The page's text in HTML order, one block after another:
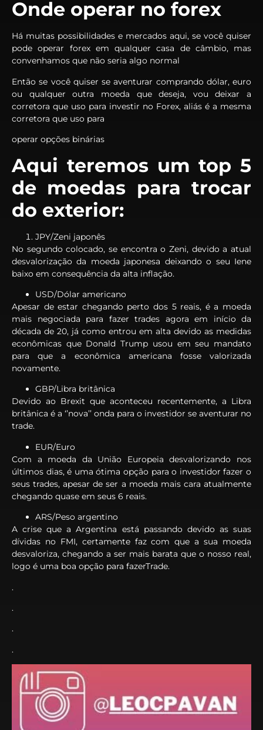
Onde operar no forex
Há muitas possibilidades e mercados aqui, se você quiser
pode operar forex em qualquer casa de câmbio, mas
convenhamos que não seria algo normal
Então se você quiser se aventurar comprando dólar, euro
ou qualquer outra moeda que deseja, vou deixar a
corretora que uso para investir no Forex, aliás é a mesma
corretora que uso para
operar opções binárias
Aqui teremos um top 5
de moedas para trocar
do exterior:
JPY/Zeni japonês
No segundo colocado, se encontra o Zeni, devido a atual
desvalorização da moeda japonesa deixando o seu Iene
baixo em consequência da alta inflação.
USD/Dólar americano
Apesar de estar chegando perto dos 5 reais, é a moeda
mais negociada para fazer trades agora em início da
década de 20, já como entrou em alta devido as medidas
econômicas que Donald Trump usou em seu mandato
para que a econômica americana fosse valorizada
novamente.
GBP/Libra britânica
Devido ao Brexit que aconteceu recentemente, a Libra
britânica é a ‘’nova’’ onda para o investidor se aventurar no
trade.
EUR/Euro
Com a moeda da União Europeia desvalorizando nos
últimos dias, é uma ótima opção para o investidor fazer o
seus trades, apesar de ser a moeda mais cara atualmente
chegando quase em seus 6 reais.
ARS/Peso argentino
A crise que a Argentina está passando devido as suas
dívidas no FMI, certamente faz com que a sua moeda
desvaloriza, chegando a ser mais barata que o nosso real,
logo é uma boa opção para fazerTrade.
.
.
.
.